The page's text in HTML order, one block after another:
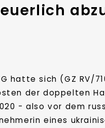
hatte sich (GZ RV/
der doppelten
- also vor dem
eines